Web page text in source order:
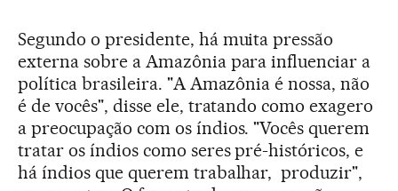
Segundo o presidente, há muita pressão
externa sobre a Amazônia para influenciar a
política brasileira. "A Amazônia é nossa, não
é de vocês", disse ele, tratando como exagero
a preocupação com os índios. "Vocês querem
tratar os índios como seres pré-históricos, e
há índios que querem trabalhar, produzir",